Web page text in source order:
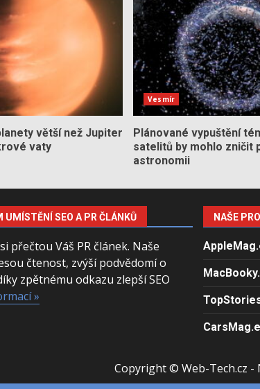
větší než Jupiter
vaty
Vesmír
Plánované vypuštění
satelitů by mohlo zničit
astronomii
UMÍSTĚNÍ SEO A PR ČLÁNKŮ
přečtou Váš PR článek. Naše
čtenost, zvýší podvědomí o
zpětnému odkazu zlepší SEO
»
NAŠE
Copyright © Web-Tech.cz -